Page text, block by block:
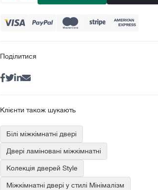
Поділитися
Клієнти також шукають
Білі міжкімнатні двері
Двері ламіновані міжкімнатні
Колекція дверей Style
Міжкімнатні двері у стилі Мінімалізм